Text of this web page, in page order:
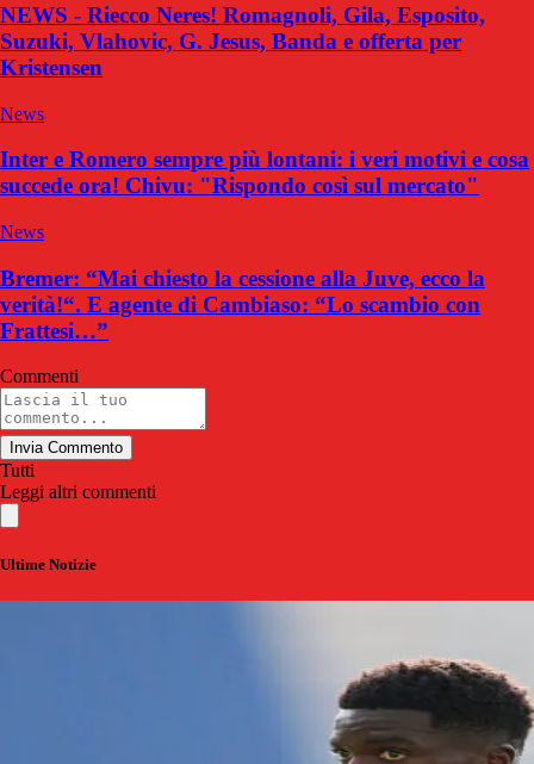
NEWS - Riecco Neres! Romagnoli, Gila, Esposito,
Suzuki, Vlahovic, G. Jesus, Banda e offerta per
Kristensen
News
Inter e Romero sempre più lontani: i veri motivi e cosa
succede ora! Chivu: "Rispondo così sul mercato"
News
Bremer: “Mai chiesto la cessione alla Juve, ecco la
verità!“. E agente di Cambiaso: “Lo scambio con
Frattesi…”
Commenti
Invia Commento
Tutti
Leggi altri commenti
Ultime Notizie